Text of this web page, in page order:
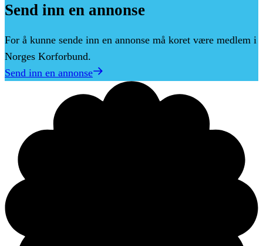
Send inn en annonse
For å kunne sende inn en annonse må koret være medlem i
Norges Korforbund.
Send inn en annonse